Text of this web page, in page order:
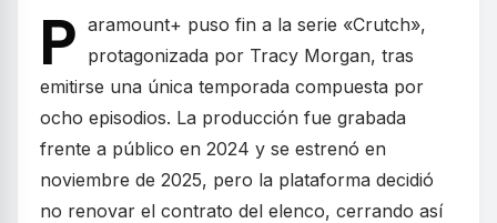
P aramount+ puso fin a la serie «Crutch»,
protagonizada por Tracy Morgan, tras
emitirse una única temporada compuesta por
ocho episodios. La producción fue grabada
frente a público en 2024 y se estrenó en
noviembre de 2025, pero la plataforma decidió
no renovar el contrato del elenco, cerrando así